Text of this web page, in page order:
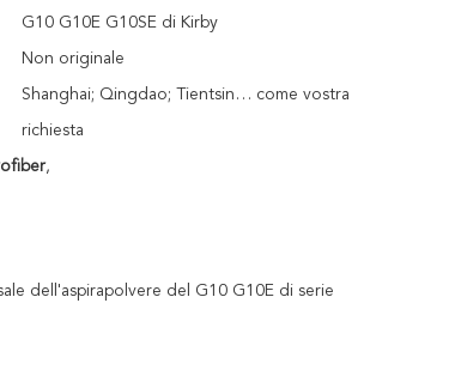
G10 G10E G10SE di Kirby
Non originale
Shanghai; Qingdao; Tientsin… come vostra
richiesta
,
dell'aspirapolvere del G10 G10E di serie